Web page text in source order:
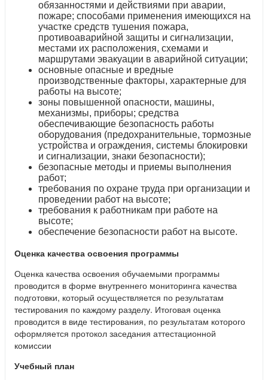
обязанностями и действиями при аварии,
пожаре; способами применения имеющихся на
участке средств тушения пожара,
противоаварийной защиты и сигнализации,
местами их расположения, схемами и
маршрутами эвакуации в аварийной ситуации;
основные опасные и вредные
производственные факторы, характерные для
работы на высоте;
зоны повышенной опасности, машины,
механизмы, приборы; средства
обеспечивающие безопасность работы
оборудования (предохранительные, тормозные
устройства и ограждения, системы блокировки
и сигнализации, знаки безопасности);
безопасные методы и приемы выполнения
работ;
требования по охране труда при организации и
проведении работ на высоте;
требования к работникам при работе на
высоте;
обеспечение безопасности работ на высоте.
Оценка качества освоения программы
Оценка качества освоения обучаемыми программы
проводится в форме внутреннего мониторинга качества
подготовки, который осуществляется по результатам
тестирования по каждому разделу. Итоговая оценка
проводится в виде тестирования, по результатам которого
оформляется протокол заседания аттестационной
комиссии
Учебный план